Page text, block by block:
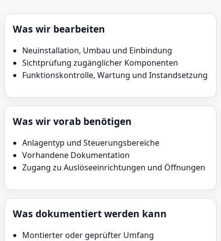
Was wir bearbeiten
Neuinstallation, Umbau und Einbindung
Sichtprüfung zugänglicher Komponenten
Funktionskontrolle, Wartung und Instandsetzung
Was wir vorab benötigen
Anlagentyp und Steuerungsbereiche
Vorhandene Dokumentation
Zugang zu Auslöseeinrichtungen und Öffnungen
Was dokumentiert werden kann
Montierter oder geprüfter Umfang